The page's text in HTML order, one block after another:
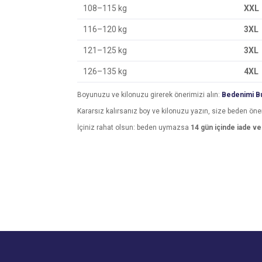
108–115 kg XXL
116–120 kg 3XL
121–125 kg 3XL
126–135 kg 4XL
Boyunuzu ve kilonuzu girerek önerimizi alın: Bedenimi
Kararsız kalırsanız boy ve kilonuzu yazın, size beden
İçiniz rahat olsun: beden uymazsa 14 gün içinde iade